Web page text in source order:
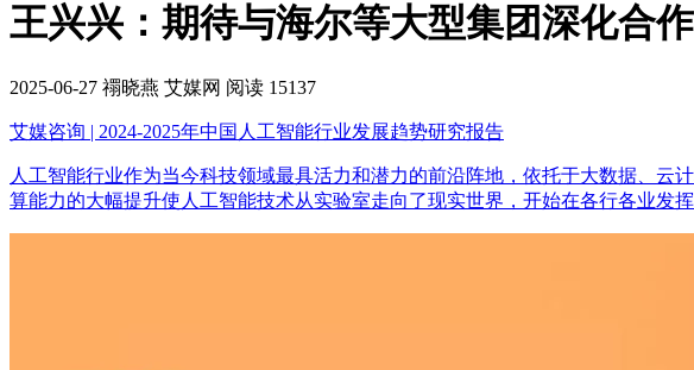
王兴兴：期待与海尔等大型集团深化合作
2025-06-27 禤晓燕 艾媒网 阅读 15137
艾媒咨询 | 2024-2025年中国人工智能行业发展趋势研究报告
人工智能行业作为当今科技领域最具活力和潜力的前沿阵地，依托于大数据、
算能力的大幅提升使人工智能技术从实验室走向了现实世界，开始在各行各业发